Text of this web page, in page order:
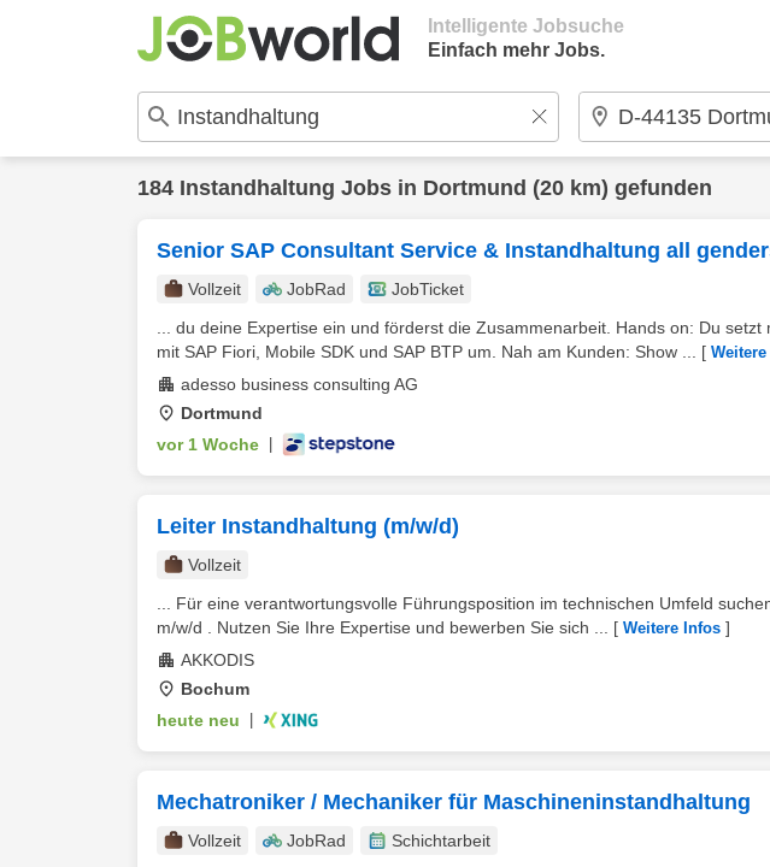
Intelligente Jobsuche
Einfach mehr Jobs.
184 Instandhaltung Jobs in Dortmund (20 km) gefunden
Senior SAP Consultant Service & Instandhaltung all
Vollzeit JobRad
JobTicket
... du deine Expertise ein und förderst die Zusammenarbeit. Hands on: Du setzt
mit SAP Fiori, Mobile SDK und SAP BTP um. Nah am Kunden: Show ...
[
adesso business consulting AG
Dortmund
vor 1 Woche
Leiter Instandhaltung (m/w/d)
Vollzeit
... Für eine verantwortungsvolle Führungsposition im technischen Umfeld
m/w/d . Nutzen Sie Ihre Expertise und bewerben Sie sich ...
[ Weitere Infos ]
AKKODIS
Bochum
heute neu
Mechatroniker / Mechaniker für Maschineninstandhaltung
Vollzeit JobRad
Schichtarbeit